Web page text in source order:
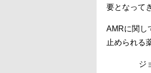
要となって
AMRに関し
止められる
ジ